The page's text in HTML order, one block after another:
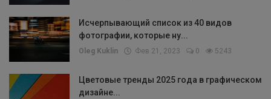
Исчерпывающий список из 40 видов
фотографии, которые ну...
Oleg Kuklin Фев 21, 2023 0 5243
Цветовые тренды 2025 года в графическом
дизайне...